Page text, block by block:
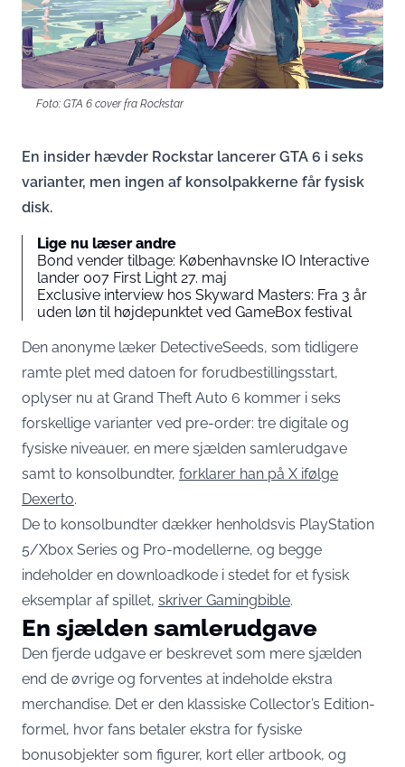
Foto: GTA 6 cover fra Rockstar
En insider hævder Rockstar lancerer GTA 6 i seks
varianter, men ingen af konsolpakkerne får fysisk
disk.
Lige nu læser andre
Bond vender tilbage: Københavnske IO Interactive
lander 007 First Light 27. maj
Exclusive interview hos Skyward Masters: Fra 3 år
uden løn til højdepunktet ved GameBox festival
Den anonyme læker DetectiveSeeds, som tidligere
ramte plet med datoen for forudbestillingsstart,
oplyser nu at Grand Theft Auto 6 kommer i seks
forskellige varianter ved pre-order: tre digitale og
fysiske niveauer, en mere sjælden samlerudgave
samt to konsolbundter, forklarer han på X ifølge
Dexerto.
De to konsolbundter dækker henholdsvis PlayStation
5/Xbox Series og Pro-modellerne, og begge
indeholder en downloadkode i stedet for et fysisk
eksemplar af spillet, skriver Gamingbible.
En sjælden samlerudgave
Den fjerde udgave er beskrevet som mere sjælden
end de øvrige og forventes at indeholde ekstra
merchandise. Det er den klassiske Collector’s Edition-
formel, hvor fans betaler ekstra for fysiske
bonusobjekter som figurer, kort eller artbook, og